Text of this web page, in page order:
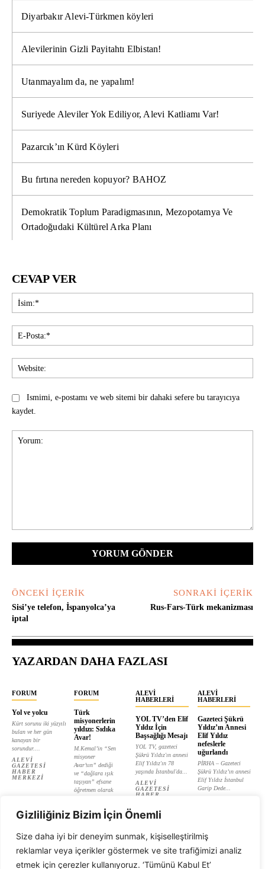
Gizliliğiniz Bizim İçin Önemli
Size daha iyi bir deneyim sunmak, kişiselleştirilmiş
reklamlar veya içerikler göstermek ve site trafiğimizi analiz
etmek için çerezler kullanıyoruz. ‘Tümünü Kabul Et’
Diyarbakır Alevi-Türkmen köyleri
Alevilerinin Gizli Payitahtı Elbistan!
Utanmayalım da, ne yapalım!
Suriyede Aleviler Yok Ediliyor, Alevi Katliamı Var!
Pazarcık’ın Kürd Köyleri
Bu fırtına nereden kopuyor? BAHOZ
Demokratik Toplum Paradigmasının, Mezopotamya Ve
Ortadoğudaki Kültürel Arka Planı
CEVAP VER
Ismimi, e-postamı ve web sitemi bir dahaki sefere bu tarayıcıya
kaydet.
ÖNCEKI İÇERIK
Sisi’ye telefon, İspanyolca’ya
iptal
SONRAKI İÇERIK
Rus-Fars-Türk mekanizması
YAZARDAN DAHA FAZLASI
FORUM
Yol ve yolcu
Kürt sorunu iki yüzyılı
bulan ve her gün
kanayan bir
sorundur....
ALEVI
GAZETESI
HABER
MERKEZI
FORUM
Türk
misyonerlerin
yıldızı: Sıdıka
Avar!
M.Kemal’in “Sen
misyoner
Avar’sın” dediği
ve “dağlara ışık
taşıyan” efsane
öğretmen olarak
ALEVI
GAZETESI
ALEVI
HABERLERI
YOL TV’den Elif
Yıldız İçin
Başsağlığı Mesajı
YOL TV, gazeteci
Şükrü Yıldız'ın annesi
Elif Yıldız'ın 78
yaşında İstanbul'da...
ALEVI
GAZETESI
HABER
ALEVI
HABERLERI
Gazeteci Şükrü
Yıldız’ın Annesi
Elif Yıldız
nefeslerle
uğurlandı
PİRHA – Gazeteci
Şükrü Yıldız’ın annesi
Elif Yıldız İstanbul
Garip Dede...